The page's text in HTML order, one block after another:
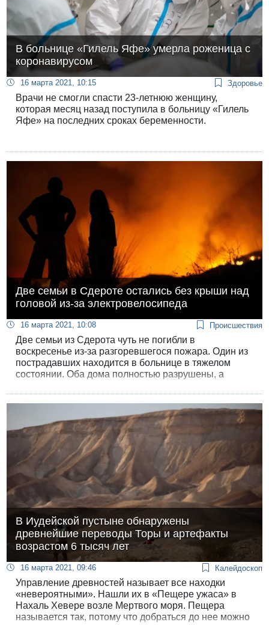
В больнице «Гилель Яфе» умерла роженица с
коронавирусом
16 марта 2021, 10:15 Здоровье
Врачи не смогли спасти 23-летнюю женщину,
которая месяц назад поступила в больницу «Гилель
Яфе» на последних сроках беременности.
Две семьи в Сдероте остались без крыши над
головой из-за электровелосипеда
16 марта 2021, 10:08 Происшествия
Две семьи из Сдерота чуть не погибли в
воскресенье из-за разгоревшегося пожара. Один из
пострадавших находится в больнице в тяжелом
состоянии. Оба дома полностью разрушены, а
В Иудейской пустыне обнаружены
древнейшие переводы Торы и артефакты
возрастом 6 тысяч лет
16 марта 2021, 09:46 Калейдоскоп
Управление древностей называет все находки
«невероятными». Нашли их в «Пещере ужаса» в
Нахаль Хевере возле Мертвого моря. Пещера
называется так, потому что добраться до нее можно